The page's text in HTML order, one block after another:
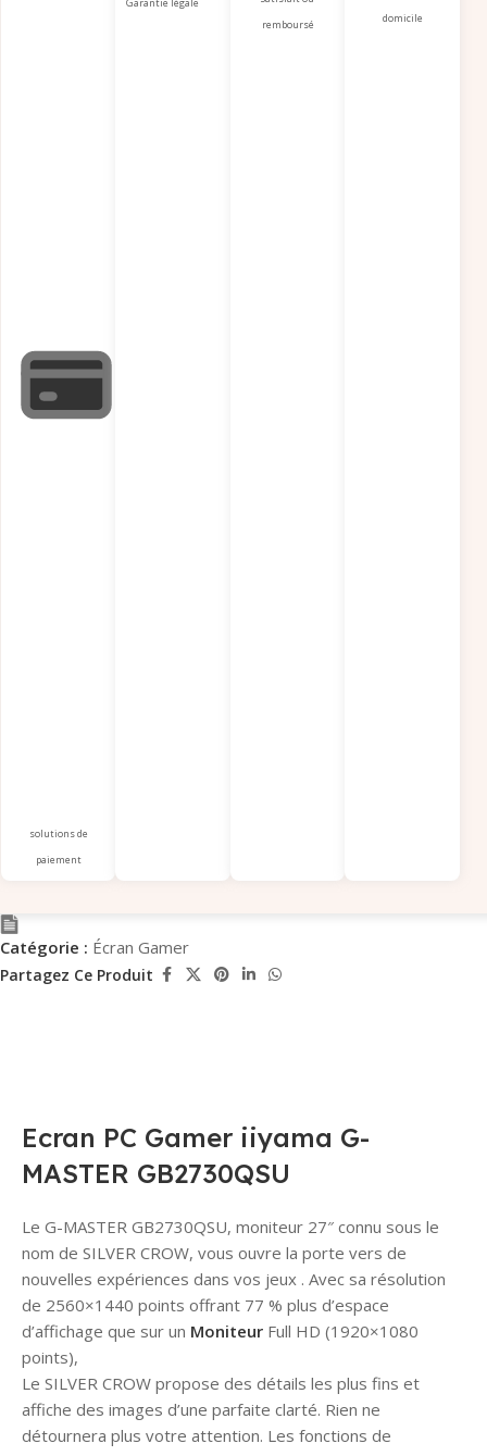
solutions de
paiement
Garantie légale
remboursé
domicile
Catégorie : Écran Gamer
Partagez Ce Produit
Ecran PC Gamer iiyama G-
MASTER GB2730QSU
Le G-MASTER GB2730QSU, moniteur 27″ connu sous le
nom de SILVER CROW, vous ouvre la porte vers de
nouvelles expériences dans vos jeux . Avec sa résolution
de 2560×1440 points offrant 77 % plus d’espace
d’affichage que sur un Moniteur Full HD (1920×1080
points),
Le SILVER CROW propose des détails les plus fins et
affiche des images d’une parfaite clarté. Rien ne
détournera plus votre attention. Les fonctions de